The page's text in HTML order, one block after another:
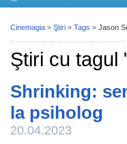
Ştiri cu tagul
Shrinking:
la psiholog
20.04.2023
Cinemagia > Ştiri > Tags > Jason